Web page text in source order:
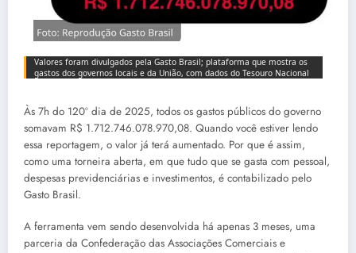
Valores foram divulgados pela Gasto Brasil; plataforma que mostra os
gastos dos governos locais e da União, com dados do Tesouro Nacional
Às 7h do 120º dia de 2025, todos os gastos públicos do governo
somavam R$ 1.712.746.078.970,08. Quando você estiver lendo
essa reportagem, o valor já terá aumentado. Por que é assim,
como uma torneira aberta, em que tudo que se gasta com pessoal,
despesas previdenciárias e investimentos, é contabilizado pelo
Gasto Brasil.
A ferramenta vem sendo desenvolvida há apenas 3 meses, uma
parceria da Confederação das Associações Comerciais e